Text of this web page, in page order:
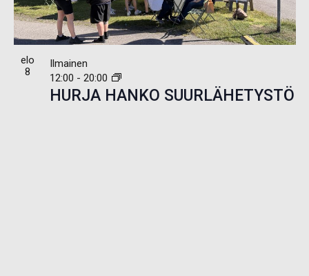
n
t
elo
8
HURJA HANKO SUURLÄHETYSTÖ
12:00 - 20:00
Ilmainen